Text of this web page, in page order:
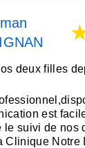
deux filles
est
le suivi de nos
Clinique Notre